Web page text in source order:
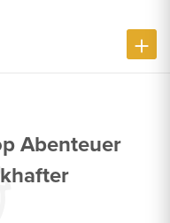
Abenteuer